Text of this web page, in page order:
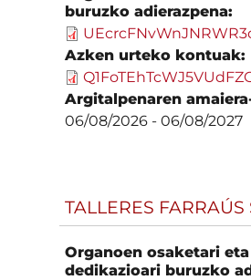
buruzko adierazpena:
Azken urteko kontuak:
Argitalpenaren
06/08/2026 -06/08/2027
TALLERES FARRAÚS
Organoen osaketari eta
dedikazioari buruzko